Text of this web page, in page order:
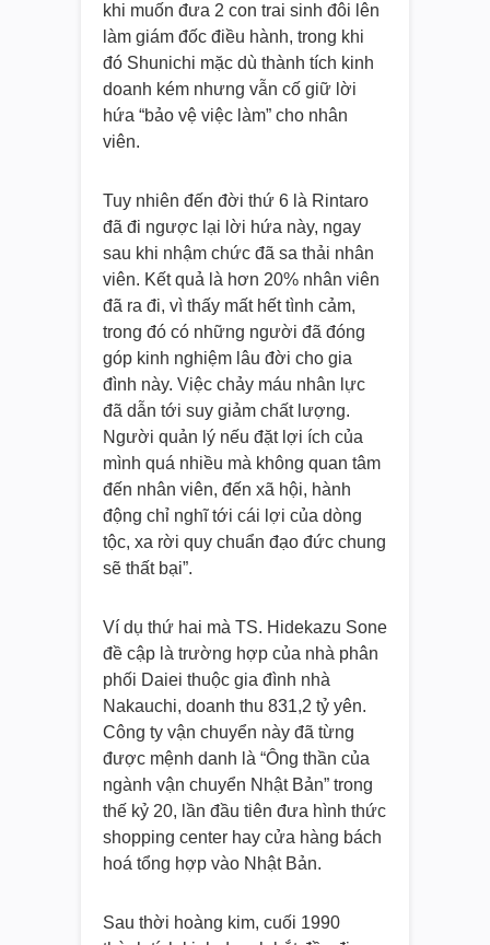
khi muốn đưa 2 con trai sinh đôi lên
làm giám đốc điều hành, trong khi
đó Shunichi mặc dù thành tích kinh
doanh kém nhưng vẫn cố giữ lời
hứa “bảo vệ việc làm” cho nhân
viên.
Tuy nhiên đến đời thứ 6 là Rintaro
đã đi ngược lại lời hứa này, ngay
sau khi nhậm chức đã sa thải nhân
viên. Kết quả là hơn 20% nhân viên
đã ra đi, vì thấy mất hết tình cảm,
trong đó có những người đã đóng
góp kinh nghiệm lâu đời cho gia
đình này. Việc chảy máu nhân lực
đã dẫn tới suy giảm chất lượng.
Người quản lý nếu đặt lợi ích của
mình quá nhiều mà không quan tâm
đến nhân viên, đến xã hội, hành
động chỉ nghĩ tới cái lợi của dòng
tộc, xa rời quy chuẩn đạo đức chung
sẽ thất bại”.
Ví dụ thứ hai mà TS. Hidekazu Sone
đề cập là trường hợp của nhà phân
phối Daiei thuộc gia đình nhà
Nakauchi, doanh thu 831,2 tỷ yên.
Công ty vận chuyển này đã từng
được mệnh danh là “Ông thần của
ngành vận chuyển Nhật Bản” trong
thế kỷ 20, lần đầu tiên đưa hình thức
shopping center hay cửa hàng bách
hoá tổng hợp vào Nhật Bản.
Sau thời hoàng kim, cuối 1990